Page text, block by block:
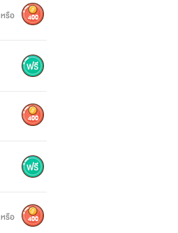
หรือ 400
400
หรือ 400